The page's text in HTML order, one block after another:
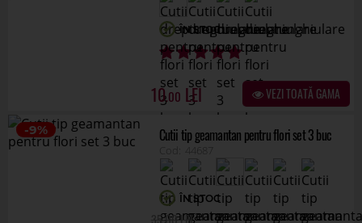
ÎN STOC
35.00
32.00
Cutii dreptunghiulare pentru flori set 12 buc
44697
ÎN STOC
45.00
29.00